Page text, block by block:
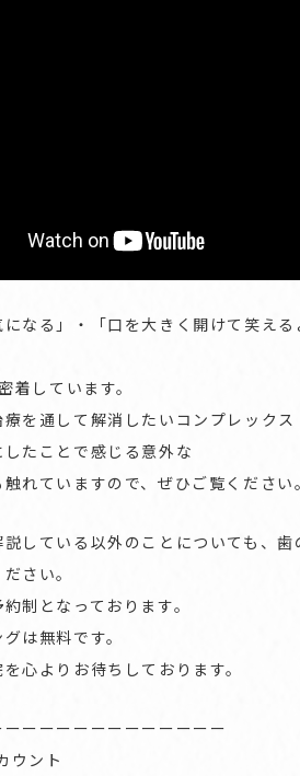
になる」・「口を大きく開けて笑
着しています。
を通して解消したいコンプレック
たことで感じる意外な
れていますので、ぜひご覧ください。
説している以外のことについても、
さい。
制となっております。
は無料です。
心よりお待ちしております。
ーーーーーーーーーーーー
ウント